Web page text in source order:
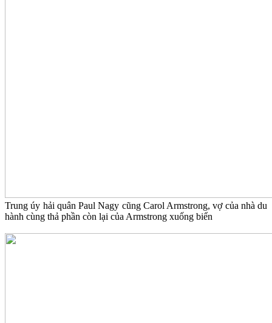
Trung úy hải quân Paul Nagy cũng Carol Armstrong, vợ của nhà du
hành cùng thả phần còn lại của Armstrong xuống biển